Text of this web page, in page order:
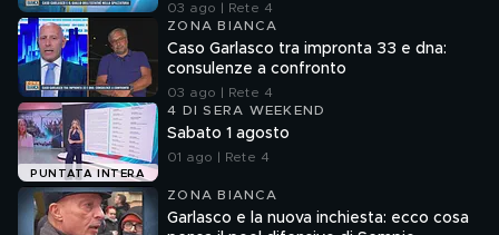
03 ago | Rete 4
ZONA BIANCA
Caso Garlasco tra impronta 33 e dna:
consulenze a confronto
03 ago | Rete 4
PUNTATA INTERA
4 DI SERA WEEKEND
Sabato 1 agosto
01 ago | Rete 4
ZONA BIANCA
Garlasco e la nuova inchiesta: ecco cosa